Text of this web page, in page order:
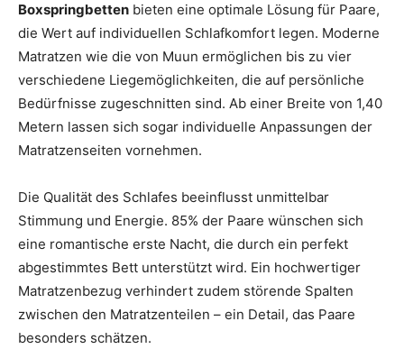
Boxspringbetten bieten eine optimale Lösung für Paare,
die Wert auf individuellen Schlafkomfort legen. Moderne
Matratzen wie die von Muun ermöglichen bis zu vier
verschiedene Liegemöglichkeiten, die auf persönliche
Bedürfnisse zugeschnitten sind. Ab einer Breite von 1,40
Metern lassen sich sogar individuelle Anpassungen der
Matratzenseiten vornehmen.
Die Qualität des Schlafes beeinflusst unmittelbar
Stimmung und Energie. 85% der Paare wünschen sich
eine romantische erste Nacht, die durch ein perfekt
abgestimmtes Bett unterstützt wird. Ein hochwertiger
Matratzenbezug verhindert zudem störende Spalten
zwischen den Matratzenteilen – ein Detail, das Paare
besonders schätzen.